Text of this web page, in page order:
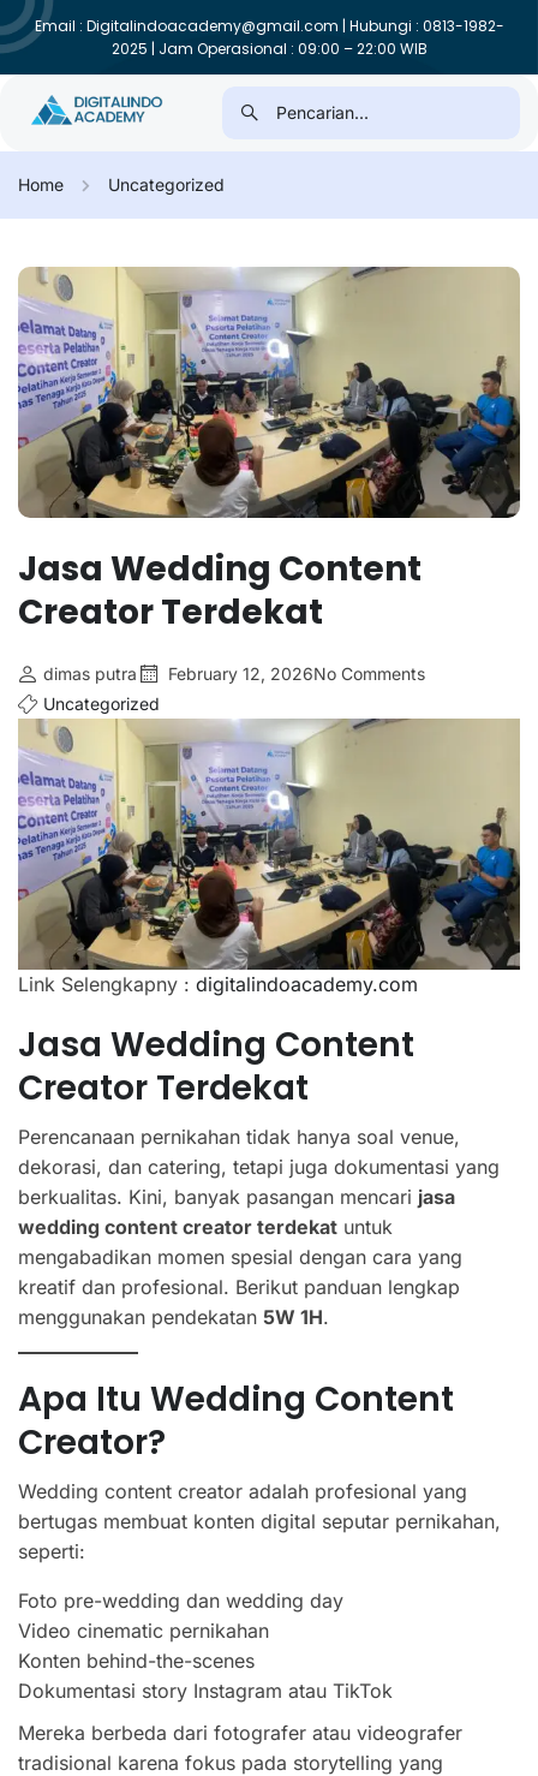
Email : Digitalindoacademy@gmail.com | Hubungi : 0813-1982-
2025 | Jam Operasional : 09:00 – 22:00 WIB
Home Uncategorized
Jasa Wedding Content
Creator Terdekat
dimas putra February 12, 2026No Comments
Uncategorized
Link Selengkapny : digitalindoacademy.com
Jasa Wedding Content
Creator Terdekat
Perencanaan pernikahan tidak hanya soal venue,
dekorasi, dan catering, tetapi juga dokumentasi yang
berkualitas. Kini, banyak pasangan mencari jasa
wedding content creator terdekat untuk
mengabadikan momen spesial dengan cara yang
kreatif dan profesional. Berikut panduan lengkap
menggunakan pendekatan 5W 1H.
Apa Itu Wedding Content
Creator?
Wedding content creator adalah profesional yang
bertugas membuat konten digital seputar pernikahan,
seperti:
Foto pre-wedding dan wedding day
Video cinematic pernikahan
Konten behind-the-scenes
Dokumentasi story Instagram atau TikTok
Mereka berbeda dari fotografer atau videografer
tradisional karena fokus pada storytelling yang